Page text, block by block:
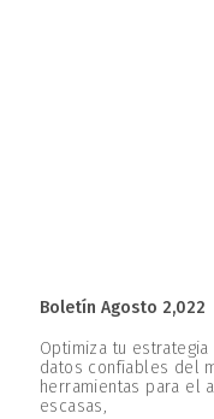
Boletín Agosto 2,022
Optimiza tu
datos confiables del
herramientas para el
escasas,